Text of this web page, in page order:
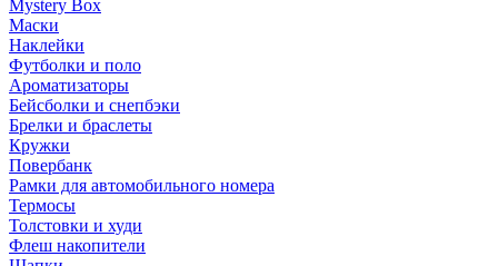
Mystery Box
Маски
Наклейки
Футболки и поло
Ароматизаторы
Бейсболки и снепбэки
Брелки и браслеты
Кружки
Повербанк
Рамки для автомобильного номера
Термосы
Толстовки и худи
Флеш накопители